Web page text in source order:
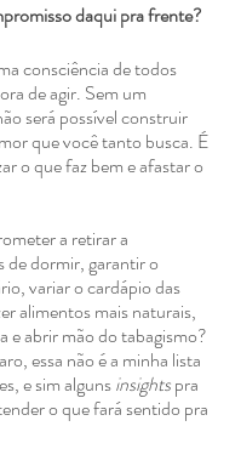
daqui pra frente?
consciência de todos
de agir. Sem um
será possível construir
que você tanto busca. É
o que faz bem e afastar o
a retirar a
de dormir, garantir o
variar o cardápio das
alimentos mais naturais,
e abrir mão do tabagismo?
essa não é a minha lista
e sim alguns insights pra
o que fará sentido pra